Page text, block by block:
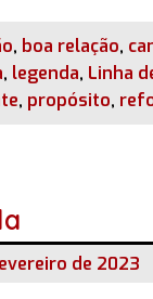
, boa relação,
, legenda, Linha
, propósito,
de 2023